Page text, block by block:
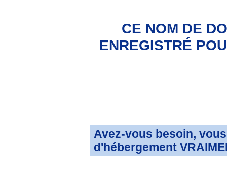
CE NOM DE
ENREGISTRÉ
Avez-vous besoin,
d'hébergement